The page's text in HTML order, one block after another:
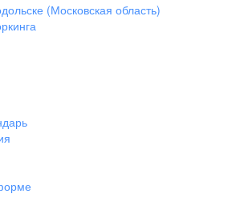
(Московская область)